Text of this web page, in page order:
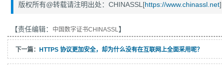
版权所有@转载请注明出处：CHINASSL[https://www.chinassl.net]
【责任编辑： 中国数字证书CHINASSL】
下一篇： HTTPS 协议更加安全，却为什么没有在互联网上全面采用呢？